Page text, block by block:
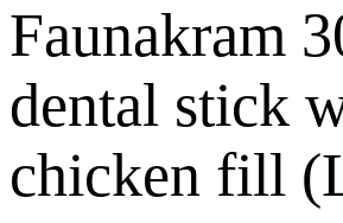
Faunakram
dental stick
chicken fill